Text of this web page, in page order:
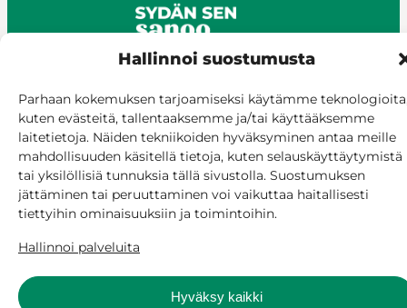
Hallinnoi suostumusta
Parhaan kokemuksen tarjoamiseksi käytämme
kuten evästeitä, tallentaaksemme ja/tai käyttääksemme
laitetietoja. Näiden tekniikoiden hyväksyminen antaa meille
mahdollisuuden käsitellä tietoja, kuten selauskäyttäytymistä
tai yksilöllisiä tunnuksia tällä sivustolla. Suostumuksen
jättäminen tai peruuttaminen voi vaikuttaa haitallisesti
tiettyihin ominaisuuksiin ja toimintoihin.
Hallinnoi palveluita
Hyväksy kaikki
© Siilinjärvi 2025
Anna palautetta
Asioi verkossa
Laskutus ja maksaminen
Saavutettavuus
Hallitse suostumusta